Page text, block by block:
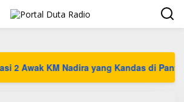
KM Nadira yang Kandas di Pantai Pukan